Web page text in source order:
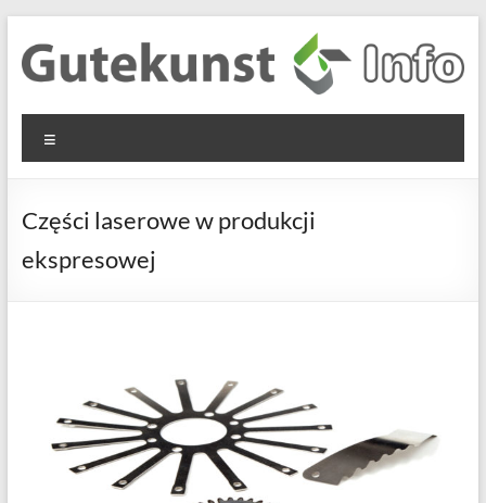
content
Gutekunst
Formfedern
GmbH
Informationen
Flachmaterial
Części laserowe w produkcji
ekspresowej